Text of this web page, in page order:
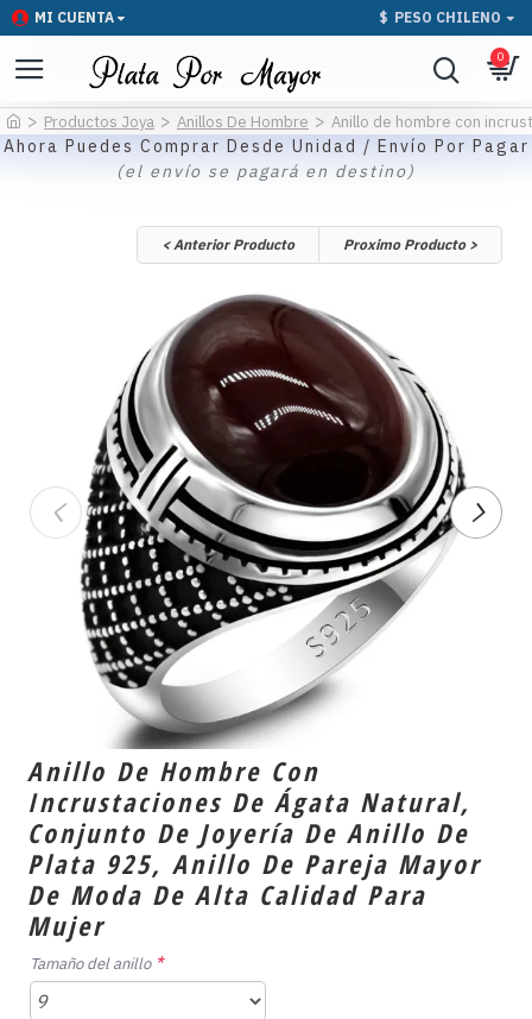
MI CUENTA $ PESO CHILENO
0
Productos Joya Anillos De Hombre Anillo de hombre con
Ahora Puedes Comprar Desde Unidad / Envío Por Pagar
(el envío se pagará en destino)
< Anterior Producto Proximo Producto >
Anillo De Hombre Con
Incrustaciones De Ágata Natural,
Conjunto De Joyería De Anillo De
Plata 925, Anillo De Pareja Mayor
De Moda De Alta Calidad Para
Mujer
Tamaño del anillo